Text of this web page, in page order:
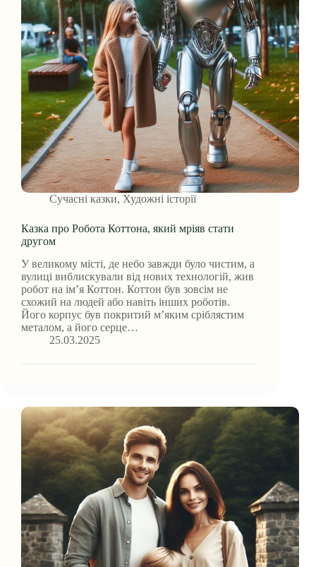
Сучасні казки, Художні історії
Казка про Робота Коттона, який мріяв стати
другом
У великому місті, де небо завжди було чистим, а
вулиці виблискували від нових технологій, жив
робот на ім’я Коттон. Коттон був зовсім не
схожий на людей або навіть інших роботів.
Його корпус був покритий м’яким сріблястим
металом, а його серце…
25.03.2025